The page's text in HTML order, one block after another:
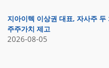
지아이텍 이상권 대표, 자사주
주주가치 제고
2026-08-05